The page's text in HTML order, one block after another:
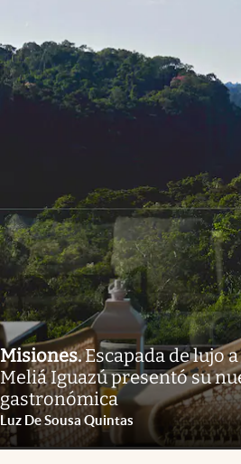
Misiones.Escapada de lujo
Meliá Iguazú presentó su
gastronómica
Luz De Sousa Quintas